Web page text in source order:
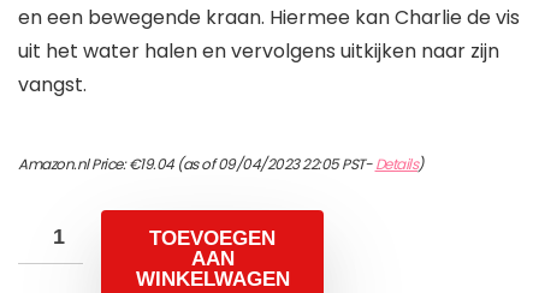
en een bewegende kraan. Hiermee kan Charlie de vis
uit het water halen en vervolgens uitkijken naar zijn
vangst.
Amazon.nl Price:€19.04(as of 09/04/2023 22:05 PST-Details)
TOEVOEGEN
AAN
WINKELWAGEN